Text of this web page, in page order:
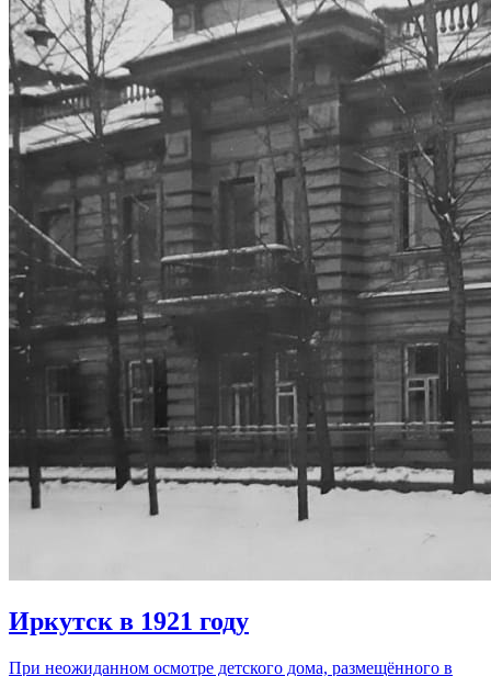
Иркутск в 1921 году
При неожиданном осмотре детского дома, размещённого в